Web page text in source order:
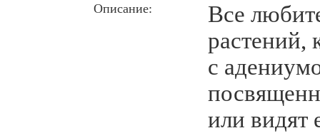
Описание:
Все
растений,
с
или видят